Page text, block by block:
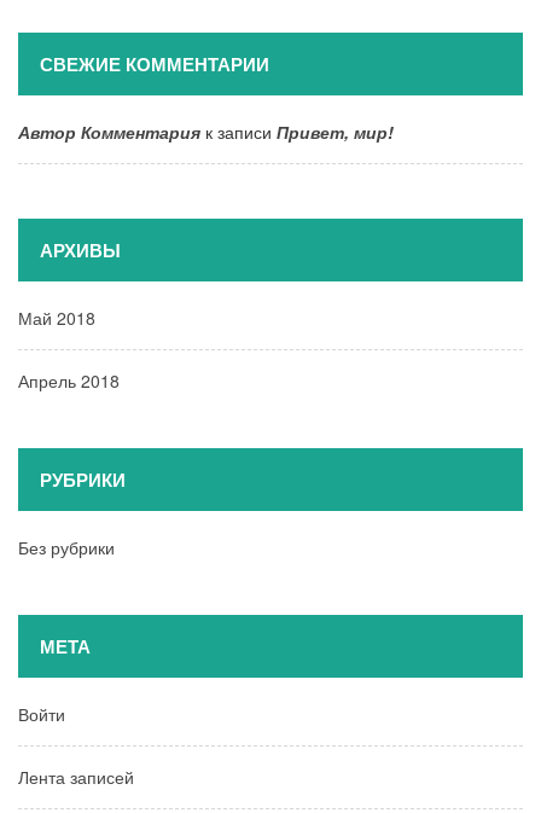
СВЕЖИЕ КОММЕНТАРИИ
Автор Комментария к записи Привет, мир!
АРХИВЫ
Май 2018
Апрель 2018
РУБРИКИ
Без рубрики
МЕТА
Войти
Лента записей